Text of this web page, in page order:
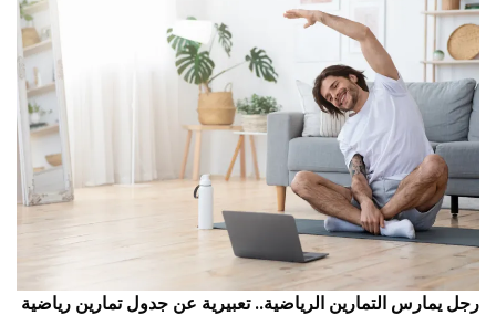
رجل يمارس التمارين الرياضية.. تعبيرية عن جدول تمارين رياضية